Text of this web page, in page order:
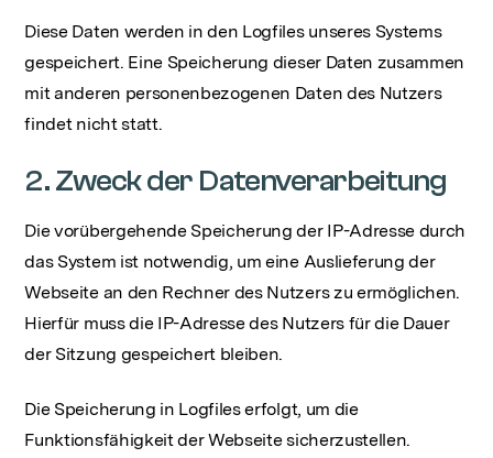
Diese Daten werden in den Logfiles unseres Systems
gespeichert. Eine Speicherung dieser Daten zusammen
mit anderen personenbezogenen Daten des Nutzers
findet nicht statt.
2. Zweck der Datenverarbeitung
Die vorübergehende Speicherung der IP-Adresse durch
das System ist notwendig, um eine Auslieferung der
Webseite an den Rechner des Nutzers zu ermöglichen.
Hierfür muss die IP-Adresse des Nutzers für die Dauer
der Sitzung gespeichert bleiben.
Die Speicherung in Logfiles erfolgt, um die
Funktionsfähigkeit der Webseite sicherzustellen.